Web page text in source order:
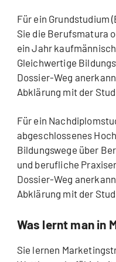
Für ein Grundstudium
Sie die Berufsmatura
ein Jahr
Gleichwertige
Dossier-Weg
Abklärung mit der
Für ein
abgeschlossenes
Bildungswege über
und berufliche
Dossier-Weg
Abklärung mit der
Was lernt man in
Sie lernen